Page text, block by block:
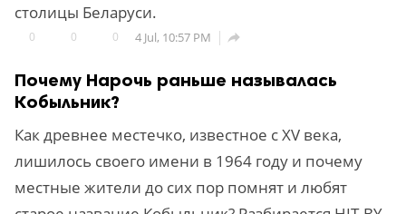
столицы Беларуси.
0 0 0 4 Jul, 10:57 PM 
Почему Нарочь раньше называлась
Кобыльник?
Как древнее местечко, известное с XV века,
лишилось своего имени в 1964 году и почему
местные жители до сих пор помнят и любят